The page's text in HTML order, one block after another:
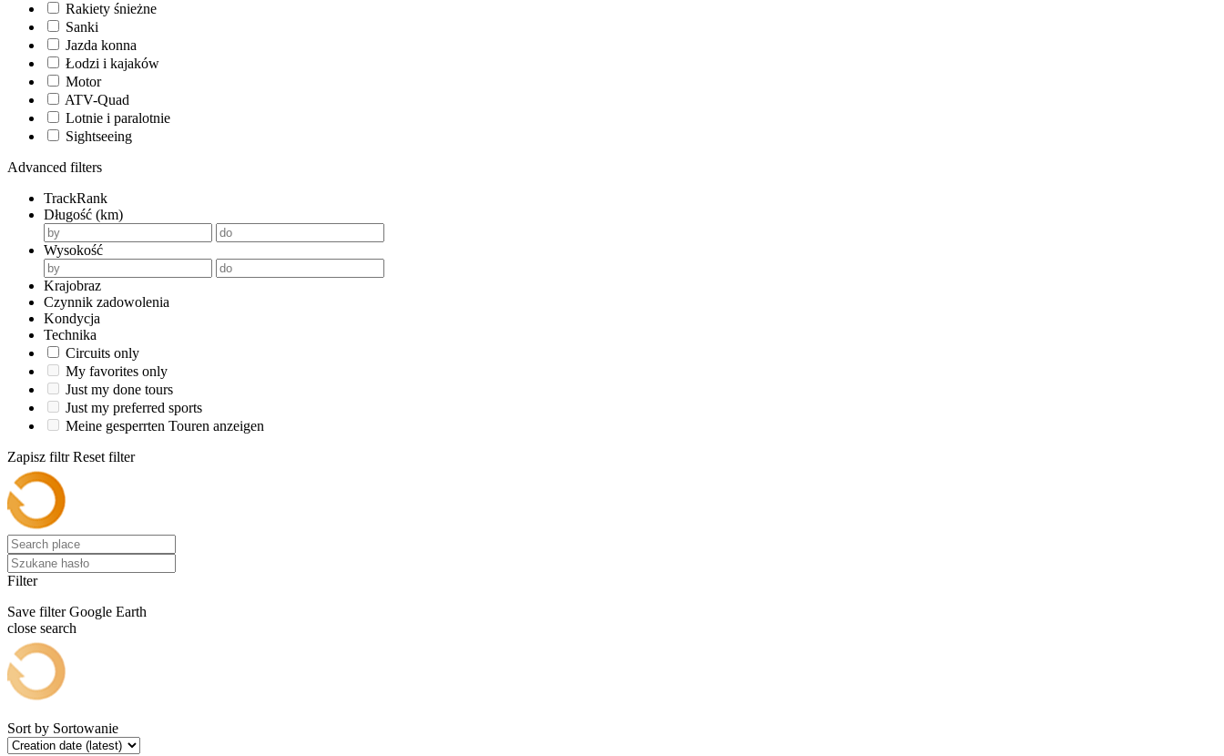
Rakiety śnieżne
Sanki
Jazda konna
Łodzi i kajaków
Motor
ATV-Quad
Lotnie i paralotnie
Sightseeing
Advanced filters
TrackRank
Długość (km)
Wysokość
Krajobraz
Czynnik zadowolenia
Kondycja
Technika
Circuits only
My favorites only
Just my done tours
Just my preferred sports
Meine gesperrten Touren anzeigen
Zapisz filtr Reset filter
Filter
Save filter Google Earth
close search
Sort by Sortowanie